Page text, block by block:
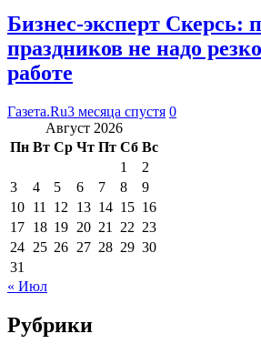
Бизнес-эксперт Скерсь:
праздников не надо
работе
Газета.Ru3 месяца спустя 0
Август 2026
Пн Вт Ср Чт Пт Сб Вс
1
2
3
4 5 6 7 8
9
10 11 12 13 14 15 16
17 18 19 20 21 22 23
24 25 26 27 28 29 30
31
« Июл
Рубрики